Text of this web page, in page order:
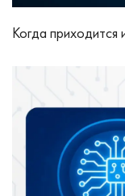
Когда приходится